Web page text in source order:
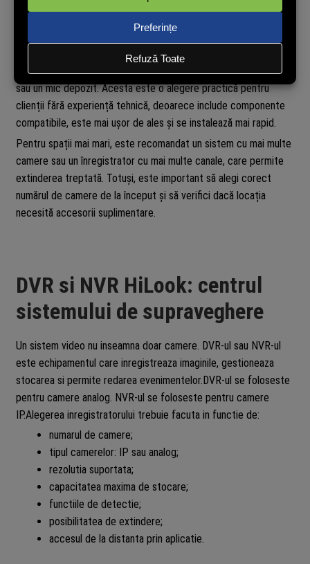
pentru clienti rezidentiali, magazine mici, birouri sau spatii unde
configuratia nu este foarte complexa.
Un kit de bază HiLook poate fi suficient pentru o casă mică, un
apartament, un magazin de cartier, o recepție, o zonă de acces
sau un mic depozit. Acesta este o alegere practică pentru
clienții fără experiență tehnică, deoarece include componente
compatibile, este mai ușor de ales și se instalează mai rapid.
Pentru spații mai mari, este recomandat un sistem cu mai multe
camere sau un înregistrator cu mai multe canale, care permite
extinderea treptată. Totuși, este important să alegi corect
numărul de camere de la început și să verifici dacă locația
necesită accesorii suplimentare.
DVR si NVR HiLook: centrul
sistemului de supraveghere
Un sistem video nu inseamna doar camere. DVR-ul sau NVR-ul
este echipamentul care inregistreaza imaginile, gestioneaza
stocarea si permite redarea evenimentelor.DVR-ul se foloseste
pentru camere analog. NVR-ul se foloseste pentru camere
IP.Alegerea inregistratorului trebuie facuta in functie de:
numarul de camere;
tipul camerelor: IP sau analog;
rezolutia suportata;
capacitatea maxima de stocare;
functiile de detectie;
posibilitatea de extindere;
accesul de la distanta prin aplicatie.